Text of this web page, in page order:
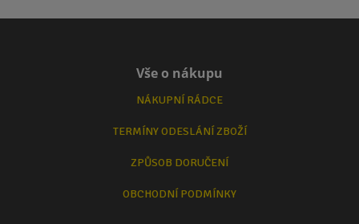
Vše o nákupu
NÁKUPNÍ RÁDCE
TERMÍNY ODESLÁNÍ ZBOŽÍ
ZPŮSOB DORUČENÍ
OBCHODNÍ PODMÍNKY